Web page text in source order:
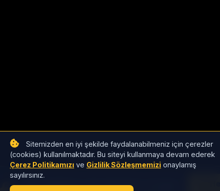
Sitemizden en iyi şekilde faydalanabilmeniz için çerezler
(cookies) kullanılmaktadır. Bu siteyi kullanmaya devam ederek
Çerez Politikamızı ve Gizlilik Sözleşmemizi onaylamış
sayılırsınız.
Satıcı tekliflerini, stok detaylarını ve toptan